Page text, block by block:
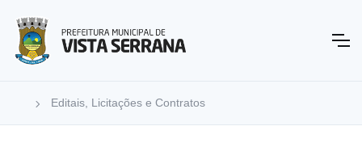
Editais, Licitações e Contratos